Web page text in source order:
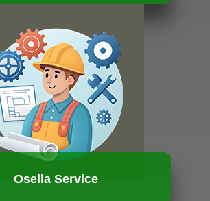
HUBUNGI KAMI
Osella Service